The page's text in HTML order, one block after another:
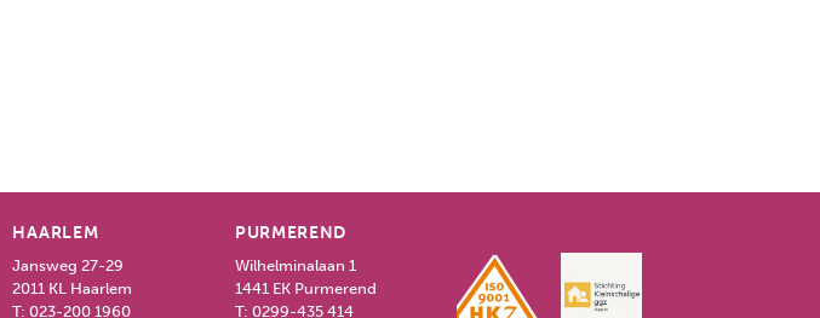
HAARLEM
Jansweg 27-29
2011 KL Haarlem
T:023-200 1960
PURMEREND
Wilhelminalaan 1
1441 EK Purmerend
T: 0299-435 414